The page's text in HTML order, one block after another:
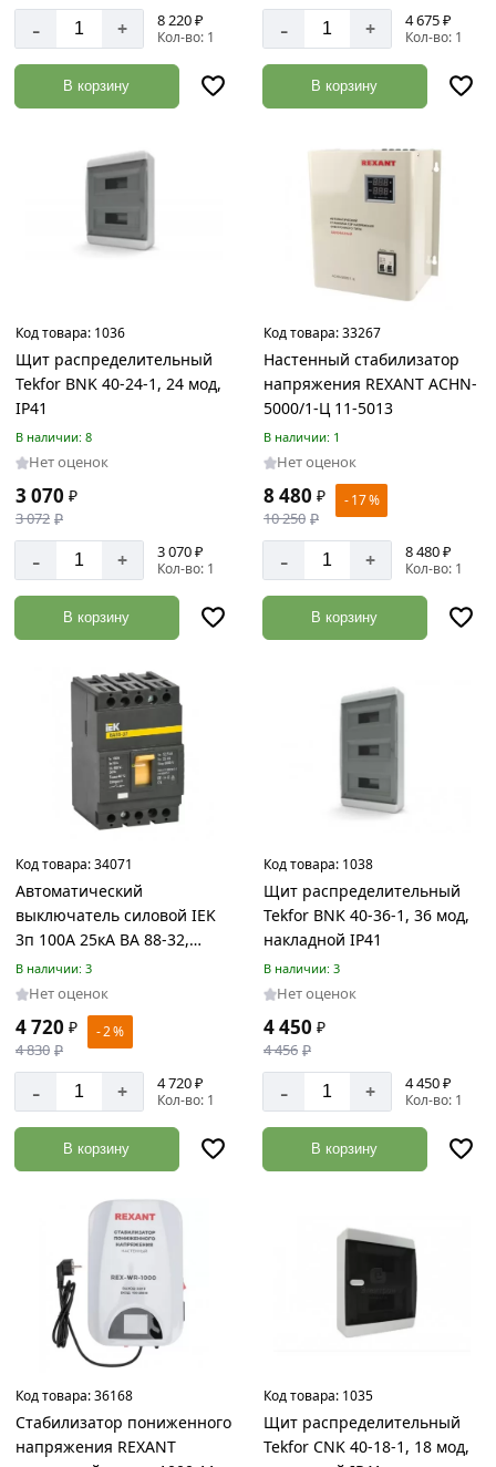
Железобетонные
кольца
по
акции:
Тротуарная
бордюр,
брусчатка
6
Асбестовые
по
акции:
Отделочные
материалы
Товаров
по
акции:
383
Лакокрасочная
продукция
Товаров
по
Пена,
Клея,
Герметики
Товаров
по
акции:
Стеновые
панели
Товаров
по
акции:
3
Потолочные
Товаров
1
Крепеж
Товаров
576
Петли
- + 8 220 ₽
Кол-во: 1
В корзину
- + 4 675 ₽
Кол-во: 1
В корзину
Код товара: 1036
Щит распределительный
Tekfor BNK 40-24-1, 24 мод,
IP41
В наличии: 8
Нет оценок
3 070 ₽
3 072 ₽
- + 3 070 ₽
Кол-во: 1
В корзину
Код товара:33267
Настенный стабилизатор
напряжения REXANT АСНN-
5000/1-Ц 11-5013
В наличии: 1
Нет оценок
8 480 ₽
10 250 ₽
- 17 %
- + 8 480 ₽
Кол-во: 1
В корзину
Код товара:34071
Автоматический
выключатель силовой IEK
3п 100А 25кА ВА 88-32,
SVA10-3-0100
В наличии: 3
Нет оценок
4 720 ₽
4 830 ₽
- 2 %
- + 4 720 ₽
Кол-во: 1
В корзину
Код товара: 1038
Щит распределительный
Tekfor BNK 40-36-1, 36 мод,
накладной IP41
В наличии: 3
Нет оценок
4 450 ₽
4 456 ₽
- + 4 450 ₽
Кол-во: 1
В корзину
Код товара:36168
Стабилизатор пониженного
напряжения REXANT
Код товара: 1035
Щит распределительный
Tekfor CNK 40-18-1, 18 мод,